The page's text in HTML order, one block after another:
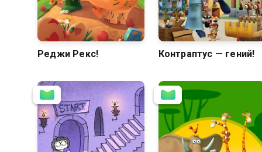
Реджи Рекс! Контраптус — гений!